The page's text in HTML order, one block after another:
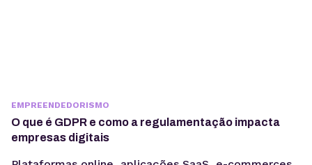
EMPREENDEDORISMO
O que é GDPR e como a regulamentação impacta
empresas digitais